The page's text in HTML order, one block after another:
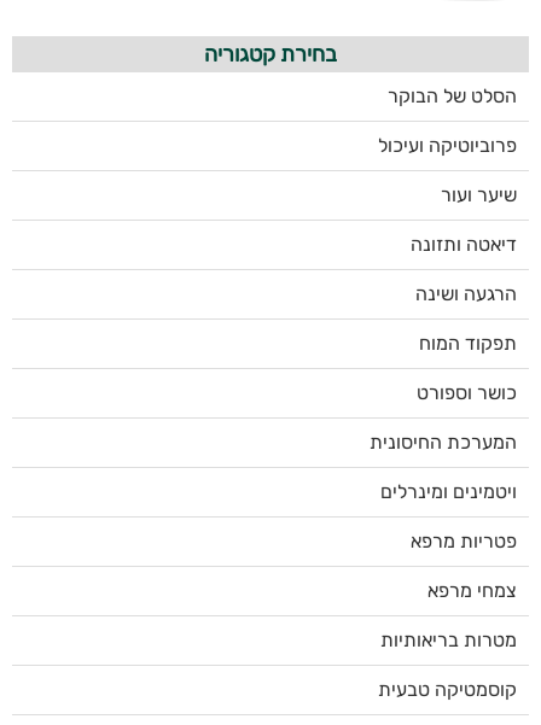
בחירת קטגוריה
הסלט של הבוקר
פרוביוטיקה ועיכול
שיער ועור
דיאטה ותזונה
הרגעה ושינה
תפקוד המוח
כושר וספורט
המערכת החיסונית
ויטמינים ומינרלים
פטריות מרפא
צמחי מרפא
מטרות בריאותיות
קוסמטיקה טבעית